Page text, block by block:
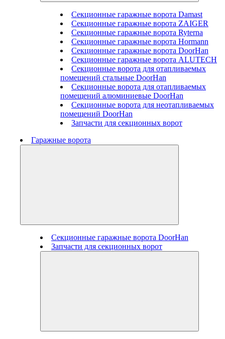
Секционные гаражные ворота Damast
Секционные гаражные ворота ZAIGER
Секционные гаражные ворота Ryterna
Секционные гаражные ворота Hormann
Секционные гаражные ворота DoorHan
Секционные гаражные ворота ALUTECH
Секционные ворота для отапливаемых
помещений стальные DoorHan
Секционные ворота для отапливаемых
помещений алюминиевые DoorHan
Секционные ворота для неотапливаемых
помещений DoorHan
Запчасти для секционных ворот
Гаражные ворота
Секционные гаражные ворота DoorHan
Запчасти для секционных ворот